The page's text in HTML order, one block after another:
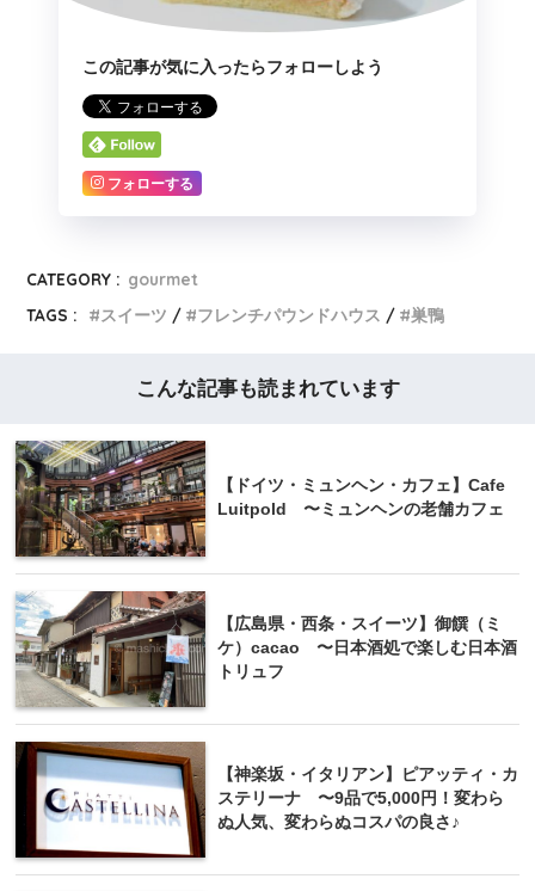
この記事が気に入ったらフォローしよう
フォローする
CATEGORY : gourmet
TAGS :
スイーツ フレンチパウンドハウス 巣鴨
こんな記事も読まれています
【ドイツ・ミュンヘン・カフェ】Cafe
Luitpold 〜ミュンヘンの老舗カフェ
【広島県・西条・スイーツ】御饌（ミ
ケ）cacao 〜日本酒処で楽しむ日本酒
トリュフ
【神楽坂・イタリアン】ピアッティ・カ
ステリーナ 〜9品で5,000円！変わら
ぬ人気、変わらぬコスパの良さ♪